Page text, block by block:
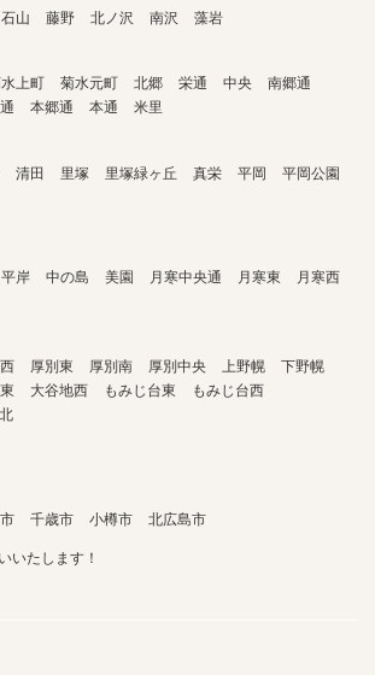
石山 藤野 北ノ沢 南沢 藻岩
上町 菊水元町 北郷 栄通 中央
南郷通
本郷通 本通 米里
清田 里塚 里塚緑ヶ丘 真栄 平岡
平岡公園
平岸 中の島 美園 月寒中央通 月寒東
月寒西
厚別東 厚別南 厚別中央 上野幌
下野幌
大谷地西 もみじ台東
もみじ台西
千歳市 小樽市 北広島市
いたします！